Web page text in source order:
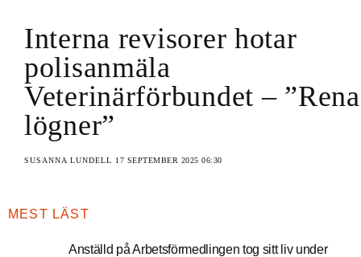
Interna revisorer hotar
polisanmäla
Veterinärförbundet – ”Rena
lögner”
SUSANNA LUNDELL 17 SEPTEMBER 2025 06:30
MEST LÄST
Anställd på Arbetsförmedlingen tog sitt liv under